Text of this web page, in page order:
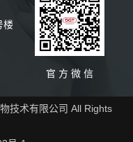
楼
官 方 微 信
技术有限公司 All Rights